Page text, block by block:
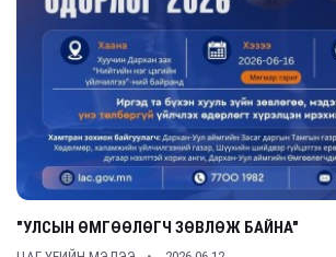
"УЛСЫН ӨМГӨӨЛӨГЧ ЗӨВЛӨЖ БАЙНА"